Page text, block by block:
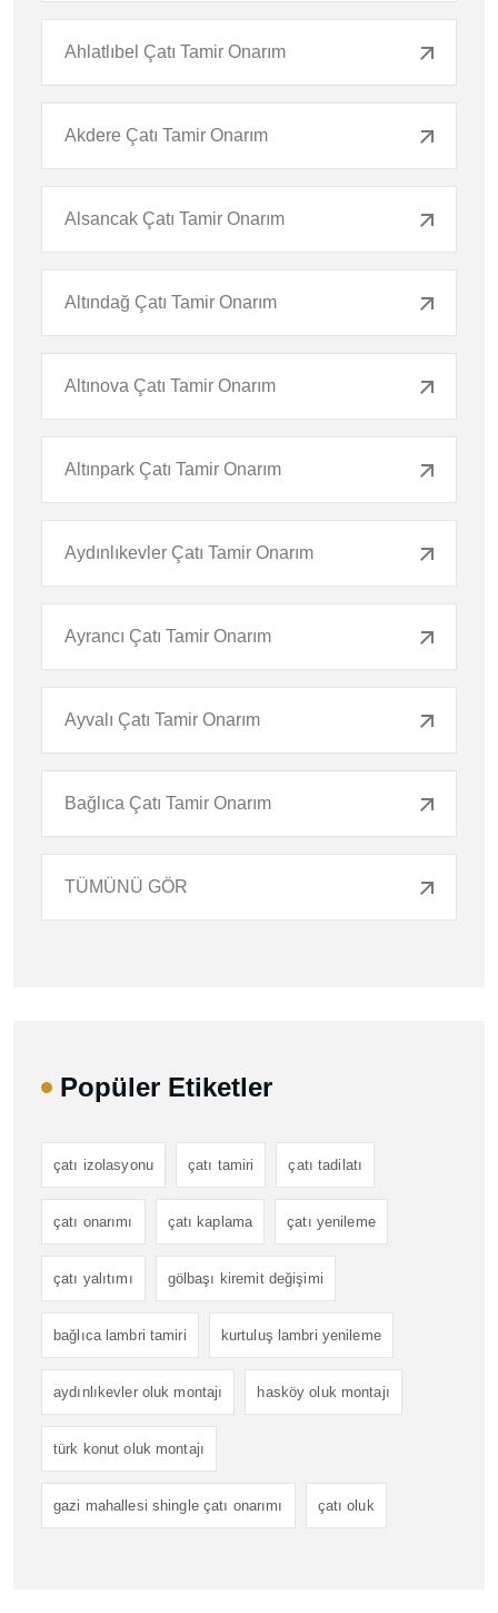
Ahlatlıbel Çatı Tamir Onarım
Akdere Çatı Tamir Onarım
Alsancak Çatı Tamir Onarım
Altındağ Çatı Tamir Onarım
Altınova Çatı Tamir Onarım
Altınpark Çatı Tamir Onarım
Aydınlıkevler Çatı Tamir Onarım
Ayrancı Çatı Tamir Onarım
Ayvalı Çatı Tamir Onarım
Bağlıca Çatı Tamir Onarım
TÜMÜNÜ GÖR
Popüler Etiketler
çatı izolasyonu çatı tamiri çatı tadilatı
çatı onarımı çatı kaplama çatı yenileme
çatı yalıtımı gölbaşı kiremit değişimi
bağlıca lambri tamiri kurtuluş lambri yenileme
aydınlıkevler oluk montajı hasköy oluk montajı
türk konut oluk montajı
gazi mahallesi shingle çatı onarımı çatı oluk